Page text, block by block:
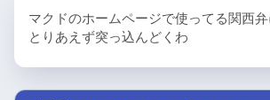
マクドのホームページで使ってる関西弁
とりあえず突っ込んどくわ